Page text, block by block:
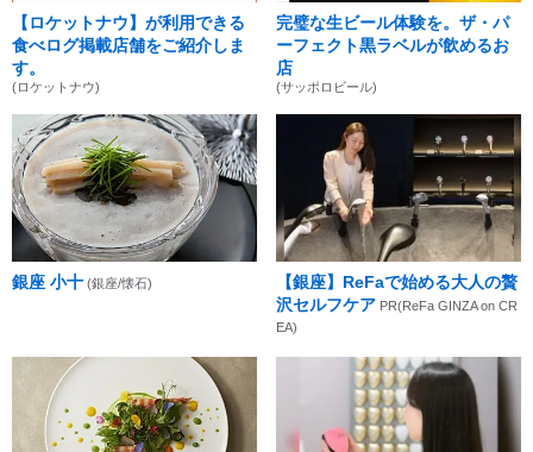
【ロケットナウ】が利用できる
食べログ掲載店舗をご紹介しま
す。
(ロケットナウ)
完璧な生ビール体験を。ザ・パ
ーフェクト黒ラベルが飲めるお
店
(サッポロビール)
銀座 小十 (銀座/懐石)
【銀座】ReFaで始める大人の贅
沢セルフケア PR(ReFa GINZA on CR
EA)